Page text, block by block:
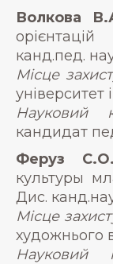
Волкова
канд.пед.
Місце
Науковий
кандидат
Феруз С.О.
культуры
Дис.
Місце
художнього
Науковий